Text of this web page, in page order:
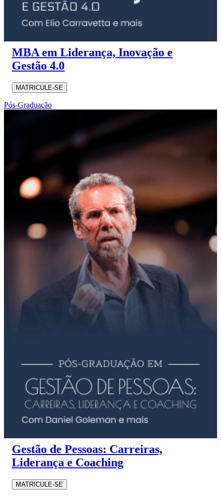
MBA em Liderança, Inovação e
Gestão 4.0
MATRICULE-SE
Pós-Graduação
Gestão de Pessoas: Carreiras,
Liderança e Coaching
MATRICULE-SE